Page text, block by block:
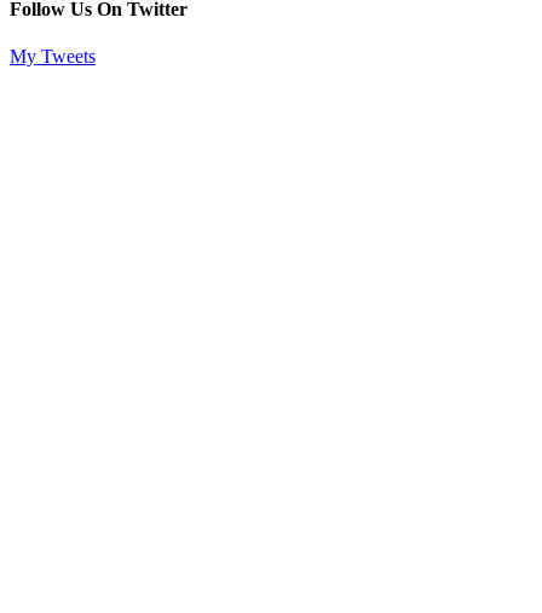
Follow Us On Twitter
My Tweets